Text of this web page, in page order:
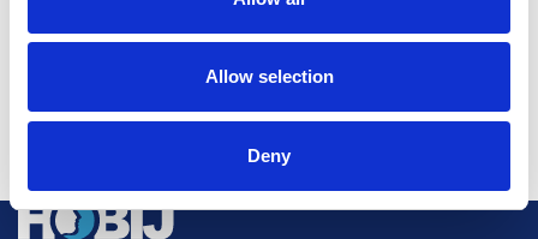
Allow selection
Deny